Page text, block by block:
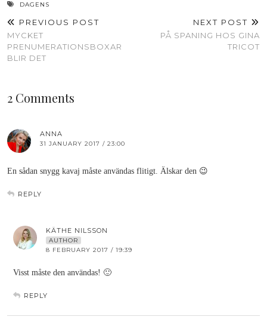
DAGENS
PREVIOUS POST
MYCKET
PRENUMERATIONSBOXAR
BLIR DET
NEXT POST
PÅ SPANING HOS GINA
TRICOT
2 Comments
ANNA
31 JANUARY 2017 / 23:00
En sådan snygg kavaj måste användas flitigt. Älskar den 😉
REPLY
KÄTHE NILSSON
AUTHOR
8 FEBRUARY 2017 / 19:39
Visst måste den användas! 🙂
REPLY